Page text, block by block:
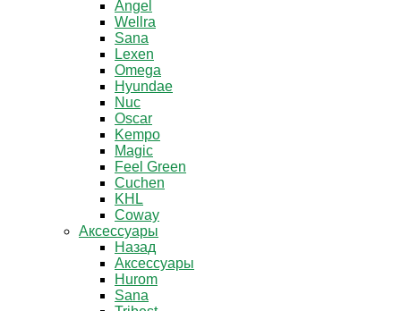
Angel
Wellra
Sana
Lexen
Omega
Hyundae
Nuc
Oscar
Kempo
Magic
Feel Green
Cuchen
KHL
Coway
Аксессуары
Назад
Аксессуары
Hurom
Sana